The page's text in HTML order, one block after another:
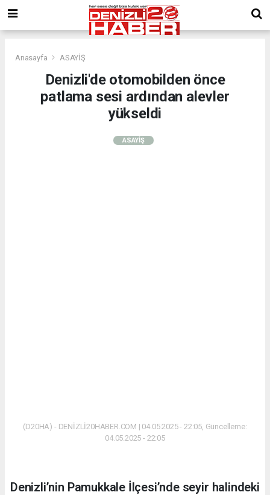
Anasayfa ASAYİŞ
Denizli'de otomobilden önce
patlama sesi ardından alevler
yükseldi
ASAYİŞ
(D20HA) - DENİZLİ20HABER.COM | 04.05.2025 - 22:05, Güncelleme:
04.05.2025 - 22:05
Denizli’nin Pamukkale İlçesi’nde seyir halindeki